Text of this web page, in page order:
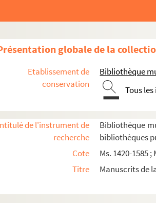
globale de la
Etablissement de
conservation
Bibliothèque
Tous
de l'instrument de
recherche
Bibliothèque
bibliothèques
Cote
Ms. 1420-1585 ;
Titre
Manuscrits de
Ms. 1732/9. 1622.
Ms. 1732/11. 1639.
Ms. 1732/13. 1671.
Ms. 1732/14. 1677.
Ms. 1732/18a-c. 1746.